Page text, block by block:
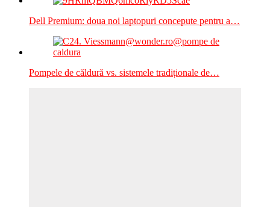
Dell Premium: doua noi laptopuri concepute pentru a…
Pompele de căldură vs. sistemele tradiționale de…